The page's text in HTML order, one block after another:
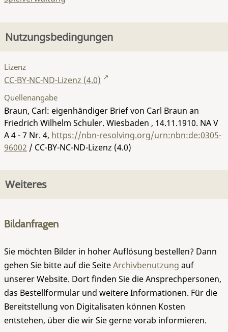
Nutzungsbedingungen
Lizenz
CC-BY-NC-ND-Lizenz (4.0)
Quellenangabe
Braun, Carl: eigenhändiger Brief von Carl Braun an
Friedrich Wilhelm Schuler. Wiesbaden , 14.11.1910. NA V
A 4 - 7 Nr. 4, https://nbn-resolving.org/urn:nbn:de:0305-
96002 / CC-BY-NC-ND-Lizenz (4.0)
Weiteres
Bildanfragen
Sie möchten Bilder in hoher Auflösung bestellen? Dann
gehen Sie bitte auf die SeiteArchivbenutzung auf
unserer Website. Dort finden Sie die Ansprechpersonen,
das Bestellformular und weitere Informationen. Für die
Bereitstellung von Digitalisaten können Kosten
entstehen, über die wir Sie gerne vorab informieren.